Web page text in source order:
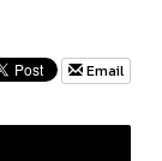
Email